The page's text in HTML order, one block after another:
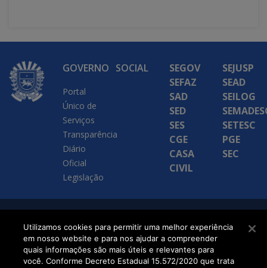
GOVERNO
Portal
Único de
Serviços
Transparência
Diário
Oficial
Legislação
SOCIAL
SEGOV
SEFAZ
SAD
SED
SES
CGE
CASA
CIVIL
SEJUSP
SEAD
SEILOG
SETESC
PGE
SEC
SETDIG | Secretaria-
Executiva de
Transformação Digital
Utilizamos cookies para permitir uma melhor experiência
em nosso website e para nos ajudar a compreender
quais informações são mais úteis e relevantes para
você. Conforme Decreto Estadual 15.572/2020 que trata